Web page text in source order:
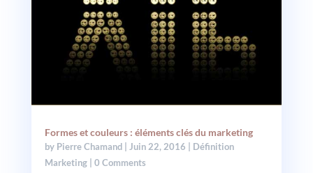
Formes et couleurs : éléments clés du marketing
by Pierre Chamand| Juin 22, 2016
Définition
Marketing| 0 Comments